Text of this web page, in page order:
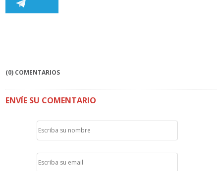
(0) COMENTARIOS
ENVÍE SU COMENTARIO